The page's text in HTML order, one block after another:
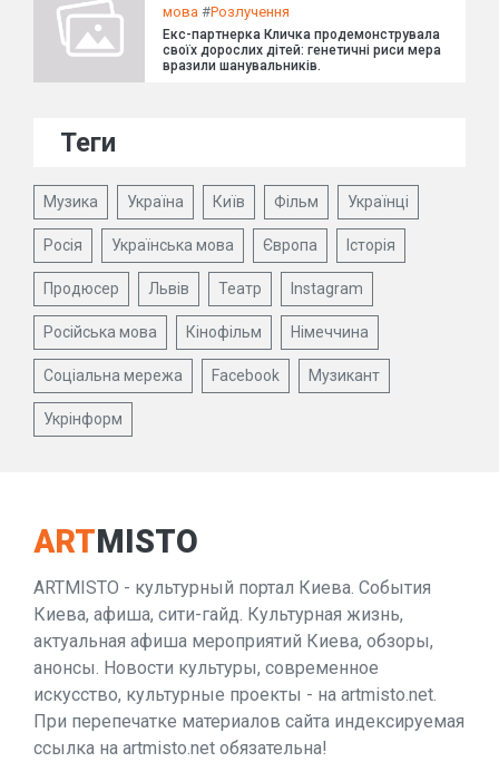
мова #Розлучення
Екс-партнерка Кличка продемонструвала
своїх дорослих дітей: генетичні риси мера
вразили шанувальників.
Теги
Музика Україна Київ Фільм Українці
Росія Українська мова Європа Історія
Продюсер Львів Театр Instagram
Російська мова Кінофільм Німеччина
Соціальна мережа Facebook Музикант
Укрінформ
ARTMISTO
ARTMISTO - культурный портал Киева. События
Киева, афиша, сити-гайд. Культурная жизнь,
актуальная афиша мероприятий Киева, обзоры,
анонсы. Новости культуры, современное
искусство, культурные проекты - на artmisto.net.
При перепечатке материалов сайта индексируемая
ссылка на artmisto.net обязательна!